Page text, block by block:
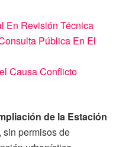
En Revisión Técnica
Pública En El
Causa Conflicto
de la Estación
sin permisos de